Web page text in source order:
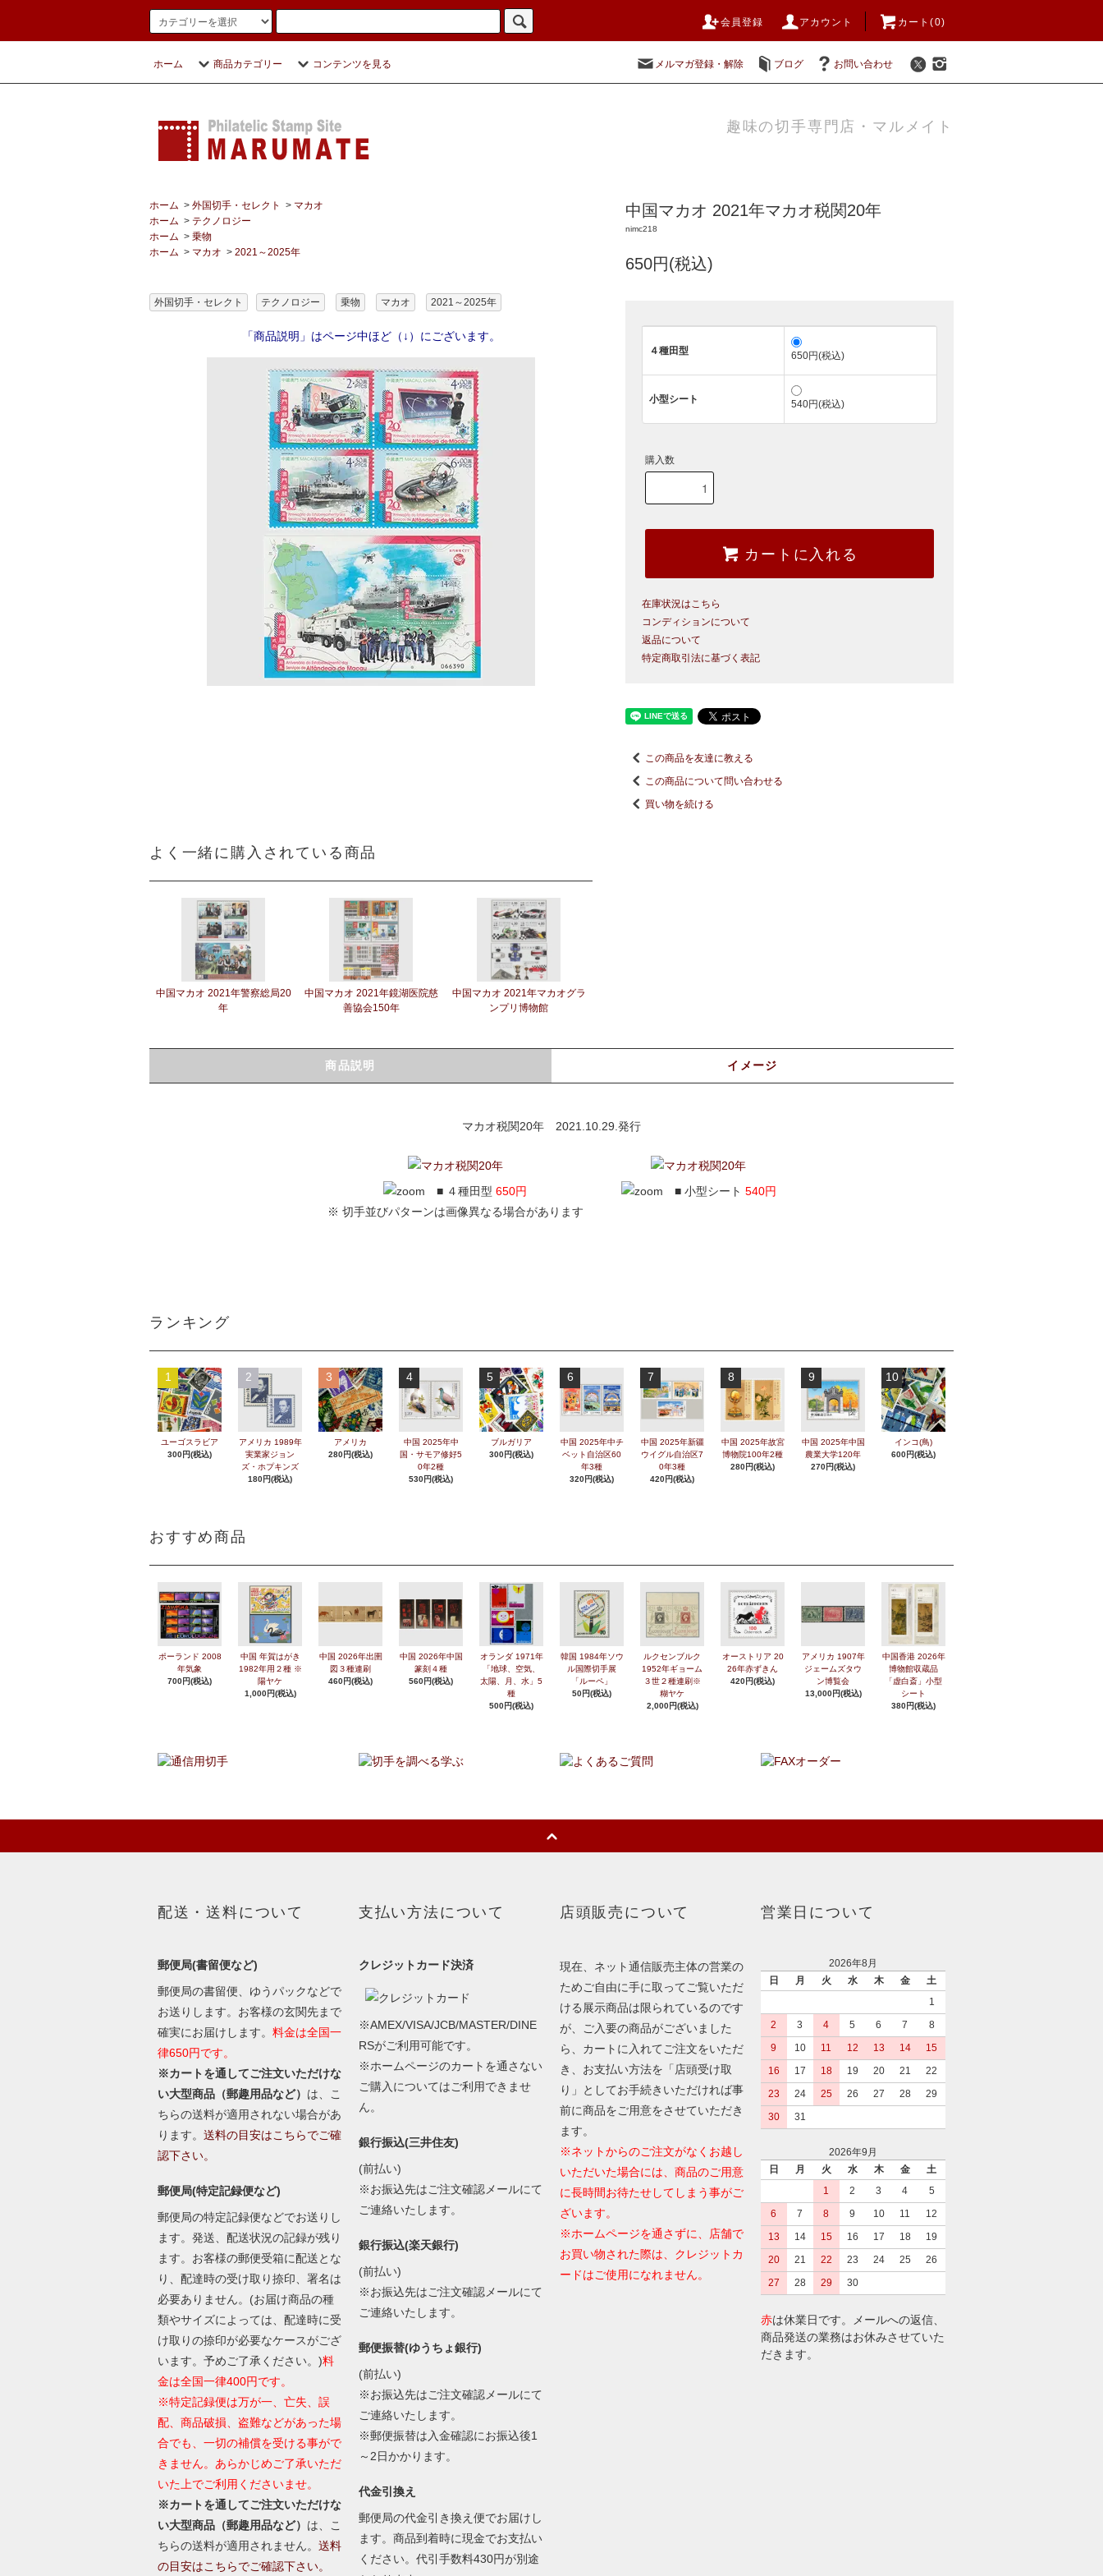
会員登録 アカウント カート(0)
ホーム 商品カテゴリー コンテンツを見る メルマガ登録・解除 ブログ お問い合わせ
趣味の切手専門店・マルメイト
ホーム > 外国切手・セレクト > マカオ
ホーム > テクノロジー
ホーム > 乗物
ホーム > マカオ > 2021～2025年
外国切手・セレクト テクノロジー 乗物 マカオ 2021～2025年
「商品説明」はページ中ほど（↓）にございます。
よく一緒に購入されている商品
中国マカオ 2021年警察総局20
年
中国マカオ 2021年鏡湖医院慈
善協会150年
中国マカオ 2021年マカオグラ
ンプリ博物館
中国マカオ 2021年マカオ税関20年
nimc218
650円(税込)
４種田型 650円(税込)
小型シート 540円(税込)
購入数
カートに入れる
在庫状況はこちら
コンディションについて
返品について
特定商取引法に基づく表記
この商品を友達に教える
この商品について問い合わせる
買い物を続ける
商品説明 イメージ
マカオ税関20年 2021.10.29.発行
■ ４種田型 650円
※ 切手並びパターンは画像異なる場合があります
■ 小型シート 540円
ランキング
1
ユーゴスラビア
300円(税込)
2
アメリカ 1989年
実業家ジョン
ズ・ホプキンズ
180円(税込)
3
アメリカ
280円(税込)
4
中国 2025年中
国・サモア修好5
0年2種
530円(税込)
5
ブルガリア
300円(税込)
6
中国 2025年中チ
ベット自治区60
年3種
320円(税込)
7
中国 2025年新疆
ウイグル自治区7
0年3種
420円(税込)
8
中国 2025年故宮
博物院100年2種
280円(税込)
9
中国 2025年中国
農業大学120年
270円(税込)
10
インコ(鳥)
600円(税込)
おすすめ商品
ポーランド 2008
年気象
700円(税込)
中国 年賀はがき
1982年用２種 ※
陽ヤケ
1,000円(税込)
中国 2026年出圉
図３種連刷
460円(税込)
中国 2026年中国
篆刻４種
560円(税込)
オランダ 1971年
「地球、空気、
太陽、月、水」5
種
500円(税込)
韓国 1984年ソウ
ル国際切手展
「ルーペ」
50円(税込)
ルクセンブルク
1952年ギョーム
３世２種連刷※
糊ヤケ
2,000円(税込)
オーストリア 20
26年赤ずきん
420円(税込)
アメリカ 1907年
ジェームズタウ
ン博覧会
13,000円(税込)
中国香港 2026年
博物館収蔵品
「虚白斎」小型
シート
380円(税込)
配送・送料について
郵便局(書留便など)
郵便局の書留便、ゆうパックなどで
お送りします。お客様の玄関先まで
確実にお届けします。 料金は全国一
律650円です。
※カートを通してご注文いただけな
い大型商品（郵趣用品など） は、こ
ちらの送料が適用されない場合があ
ります。 送料の目安はこちらでご確
認下さい。
郵便局(特定記録便など)
郵便局の特定記録便などでお送りし
ます。発送、配送状況の記録が残り
ます。お客様の郵便受箱に配送とな
り、配達時の受け取り捺印、署名は
必要ありません。(お届け商品の種
類やサイズによっては、配達時に受
け取りの捺印が必要なケースがござ
います。予めご了承ください。)料
金は全国一律400円です。
※特定記録便は万が一、亡失、誤
配、商品破損、盗難などがあった場
合でも、一切の補償を受ける事がで
きません。あらかじめご了承いただ
いた上でご利用くださいませ。
※カートを通してご注文いただけな
い大型商品（郵趣用品など） は、こ
ちらの送料が適用されません。 送料
の目安はこちらでご確認下さい。
支払い方法について
クレジットカード決済
※AMEX/VISA/JCB/MASTER/DINE
RSがご利用可能です。
※ホームページのカートを通さない
ご購入についてはご利用できませ
ん。
銀行振込(三井住友)
(前払い)
※お振込先はご注文確認メールにて
ご連絡いたします。
銀行振込(楽天銀行)
(前払い)
※お振込先はご注文確認メールにて
ご連絡いたします。
郵便振替(ゆうちょ銀行)
(前払い)
※お振込先はご注文確認メールにて
ご連絡いたします。
※郵便振替は入金確認にお振込後1
～2日かかります。
代金引換え
郵便局の代金引き換え便でお届けし
ます。商品到着時に現金でお支払い
ください。代引手数料430円が別途
店頭販売について
現在、ネット通信販売主体の営業の
ためご自由に手に取ってご覧いただ
ける展示商品は限られているのです
が、ご入要の商品がございました
ら、カートに入れてご注文をいただ
き、お支払い方法を「店頭受け取
り」としてお手続きいただければ事
前に商品をご用意をさせていただき
ます。
※ネットからのご注文がなくお越し
いただいた場合には、商品のご用意
に長時間お待たせしてしまう事がご
ざいます。
※ホームページを通さずに、店舗で
お買い物された際は、クレジットカ
ードはご使用になれません。
営業日について
2026年8月
日
月 火 水 木 金
土
1
2
3 4 5 6 7
8
9
10 11 12 13 14
15
16
17 18 19 20 21
22
23
24 25 26 27 28
29
30
31
2026年9月
日
月 火 水 木 金
土
1
2 3 4
5
6
7 8 9 10 11
12
13
14 15 16 17 18
19
20
21 22 23 24 25
26
27
28 29 30
赤は休業日です。メールへの返信、
商品発送の業務はお休みさせていた
だきます。